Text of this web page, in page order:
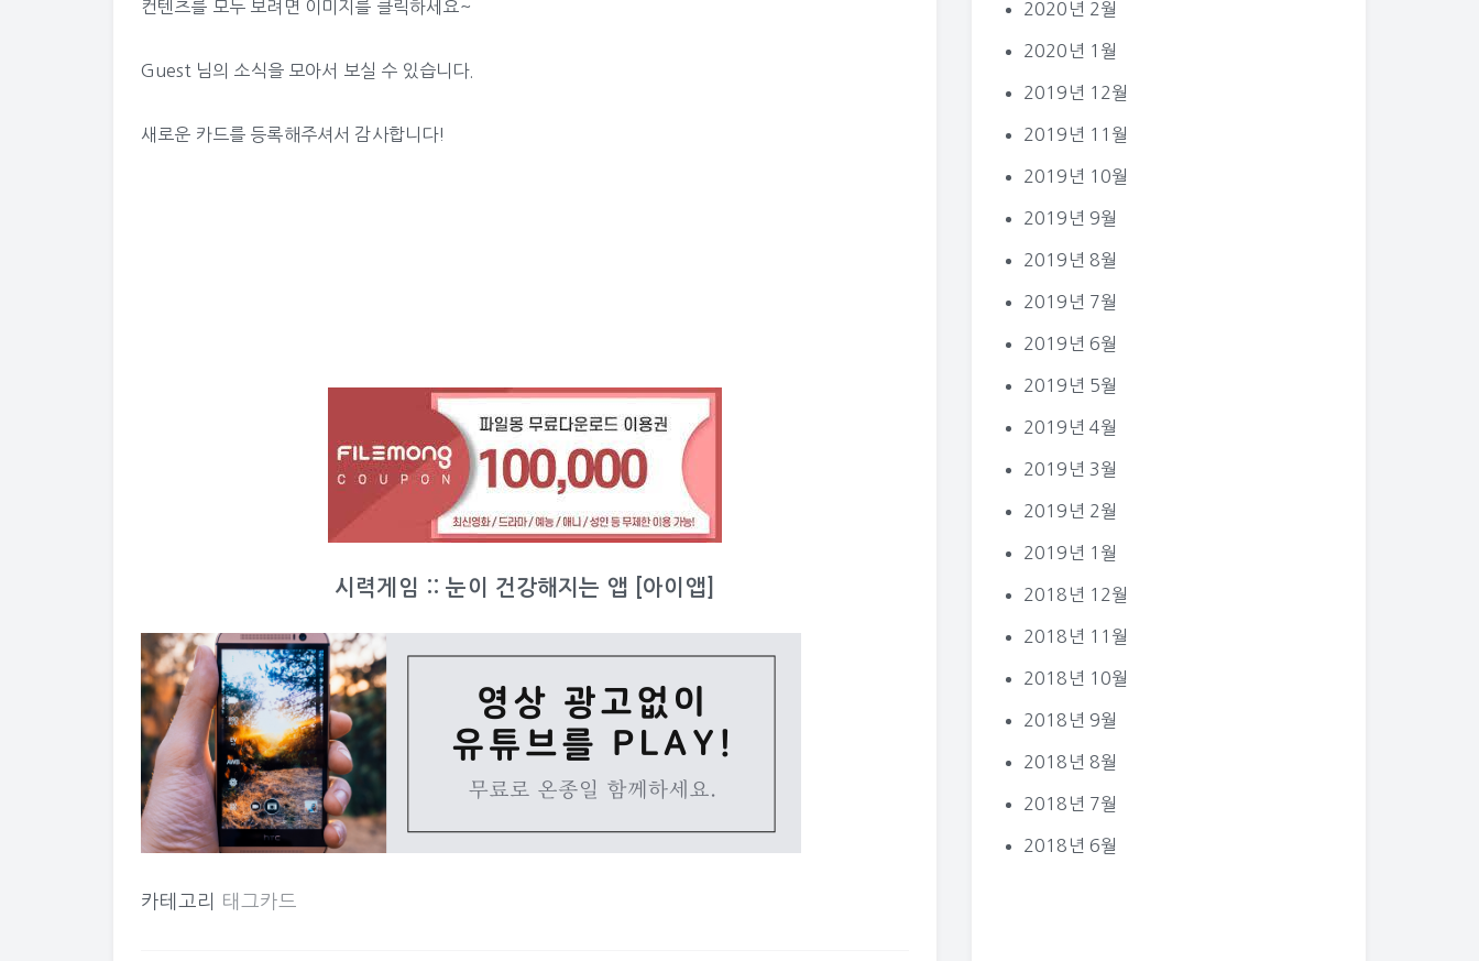
컨텐츠를 모두 보려면 이미지를 클릭하세요~
Guest 님의 소식을 모아서 보실 수 있습니다.
새로운 카드를 등록해주셔서 감사합니다!
시력게임 :: 눈이 건강해지는 앱 [아이앱]
카테고리 태그카드
2020년 2월
2020년 1월
2019년 12월
2019년 11월
2019년 10월
2019년 9월
2019년 8월
2019년 7월
2019년 6월
2019년 5월
2019년 4월
2019년 3월
2019년 2월
2019년 1월
2018년 12월
2018년 11월
2018년 10월
2018년 9월
2018년 8월
2018년 7월
2018년 6월